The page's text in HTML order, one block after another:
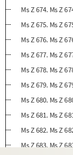
Ms Z 674. Ms Z
Ms Z 675. Ms Z
Ms Z 676. Ms Z
Ms Z 677. Ms Z
Ms Z 678. Ms Z
Ms Z 679. Ms Z
Ms Z 680. Ms Z
Ms Z 681. Ms Z
Ms Z 682. Ms Z
Ms Z 683. Ms Z